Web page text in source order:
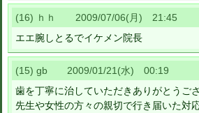
(16) ｈｈ 2009/07/06(月) 21:45
エエ腕しとるでイケメン院長
(15) gb 2009/01/21(水) 00:19
歯を丁寧に治していただきありがとうご
先生や女性の方々の親切で行き届いた対